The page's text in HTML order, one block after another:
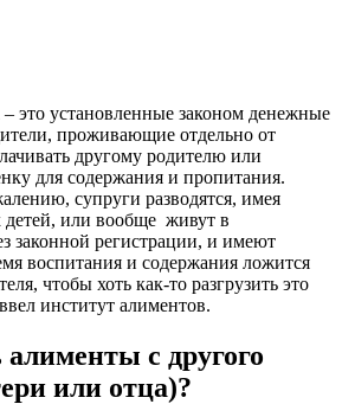
это установленные законом денежные
проживающие отдельно от
другому родителю или
для содержания и пропитания.
супруги разводятся, имея
или вообще живут в
законной регистрации, и имеют
воспитания и содержания ложится
чтобы хоть как-то разгрузить это
институт алиментов.
с другого
или отца)?